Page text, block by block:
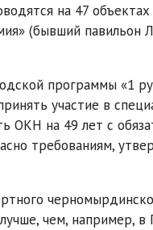
на 47
(бывший павильон
программы «1
участие в
ОКН на 49 лет с
требованиям,
чем, например, в